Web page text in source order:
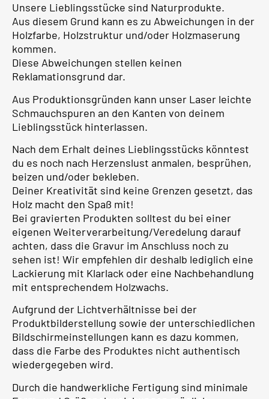
Unsere Lieblingsstücke sind Naturprodukte.
Aus diesem Grund kann es zu Abweichungen in der
Holzfarbe, Holzstruktur und/oder Holzmaserung
kommen.
Diese Abweichungen stellen keinen
Reklamationsgrund dar.
Aus Produktionsgründen kann unser Laser leichte
Schmauchspuren an den Kanten von deinem
Lieblingsstück hinterlassen.
Nach dem Erhalt deines Lieblingsstücks könntest
du es noch nach Herzenslust anmalen, besprühen,
beizen und/oder bekleben.
Deiner Kreativität sind keine Grenzen gesetzt, das
Holz macht den Spaß mit!
Bei gravierten Produkten solltest du bei einer
eigenen Weiterverarbeitung/Veredelung darauf
achten, dass die Gravur im Anschluss noch zu
sehen ist! Wir empfehlen dir deshalb lediglich eine
Lackierung mit Klarlack oder eine Nachbehandlung
mit entsprechendem Holzwachs.
Aufgrund der Lichtverhältnisse bei der
Produktbilderstellung sowie der unterschiedlichen
Bildschirmeinstellungen kann es dazu kommen,
dass die Farbe des Produktes nicht authentisch
wiedergegeben wird.
Durch die handwerkliche Fertigung sind minimale